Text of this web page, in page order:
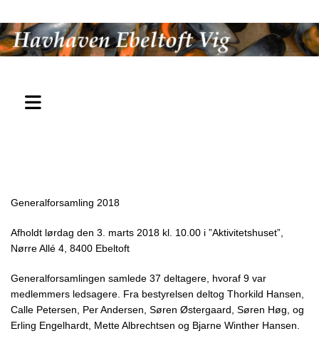
Generalforsamling 2018
Afholdt lørdag den 3. marts 2018 kl. 10.00 i ”Aktivitetshuset”,
Nørre Allé 4, 8400 Ebeltoft
Generalforsamlingen samlede 37 deltagere, hvoraf 9 var
medlemmers ledsagere. Fra bestyrelsen deltog Thorkild Hansen,
Calle Petersen, Per Andersen, Søren Østergaard, Søren Høg, og
Erling Engelhardt, Mette Albrechtsen og Bjarne Winther Hansen.